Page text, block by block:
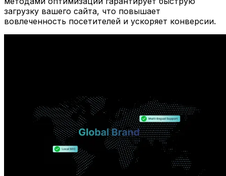
загрузку вашего сайта, что повышает
вовлеченность посетителей и ускоряет конверсии.